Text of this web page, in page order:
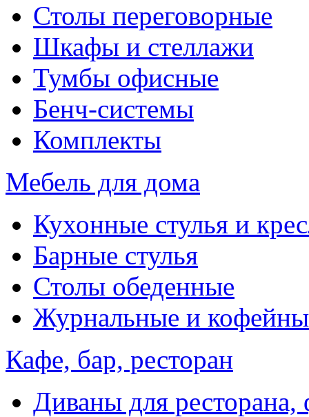
Столы переговорные
Шкафы и стеллажи
Тумбы офисные
Бенч-системы
Комплекты
Мебель для дома
Кухонные стулья и
Барные стулья
Столы обеденные
Журнальные и
Кафе, бар, ресторан
Диваны для ресторана,